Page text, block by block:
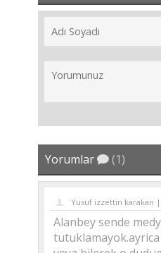
Yorumlar (1)
Yusuf izzettin karakan |
Alanbey sende